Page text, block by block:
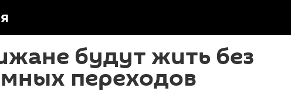
будут жить без
переходов